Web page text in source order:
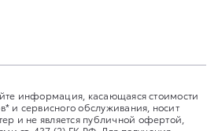
информация, касающаяся стоимости
и сервисного обслуживания, носит
и не является публичной офертой,